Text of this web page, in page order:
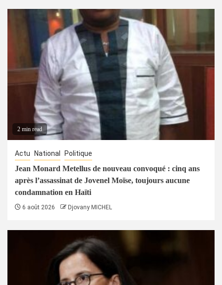
2 min read
Actu National Politique
Jean Monard Metellus de nouveau convoqué : cinq ans
après l’assassinat de Jovenel Moïse, toujours aucune
condamnation en Haïti
6 août 2026 Djovany MICHEL